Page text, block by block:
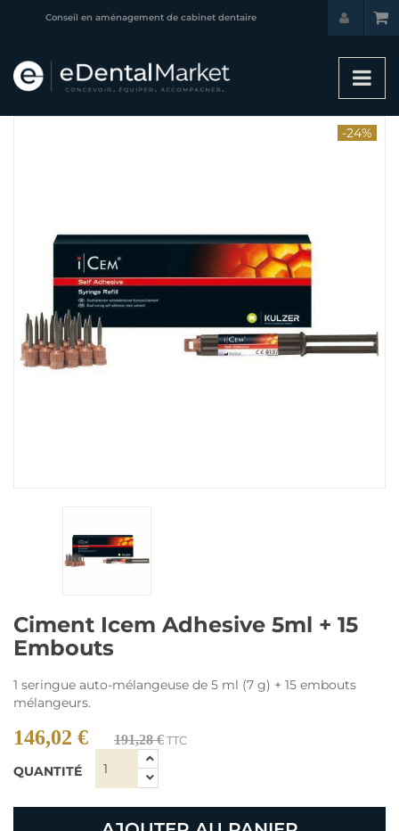
Conseil en aménagement de cabinet dentaire
-24%
Ciment Icem Adhesive 5ml + 15
Embouts
1 seringue auto-mélangeuse de 5 ml (7 g) + 15 embouts
mélangeurs.
146,02 € 191,28 €TTC
QUANTITÉ